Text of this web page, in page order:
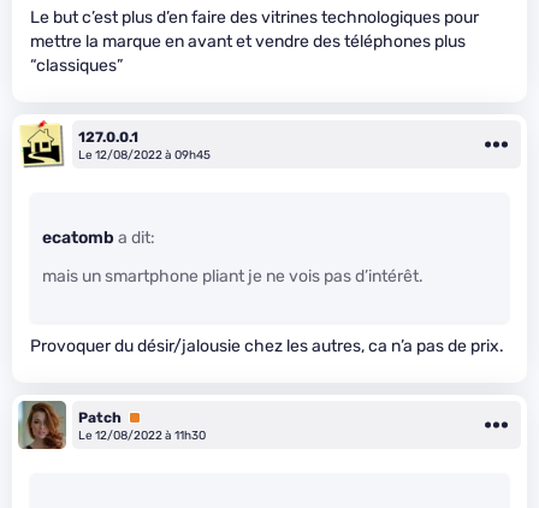
Le but c’est plus d’en faire des vitrines technologiques pour
mettre la marque en avant et vendre des téléphones plus
“classiques”
127.0.0.1
Le 12/08/2022 à 09h45
ecatomb a dit:
mais un smartphone pliant je ne vois pas d’intérêt.
Provoquer du désir/jalousie chez les autres, ca n’a pas de prix.
Patch Premium
Le 12/08/2022 à 11h30